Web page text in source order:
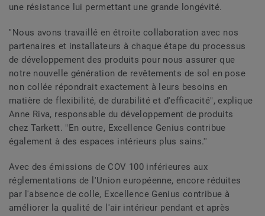
une résistance lui permettant une grande longévité.
''Nous avons travaillé en étroite collaboration avec nos
partenaires et installateurs à chaque étape du processus
de développement des produits pour nous assurer que
notre nouvelle génération de revêtements de sol en pose
non collée répondrait exactement à leurs besoins en
matière de flexibilité, de durabilité et d'efficacité", explique
Anne Riva, responsable du développement de produits
chez Tarkett. "En outre, Excellence Genius contribue
également à des espaces intérieurs plus sains.''
Avec des émissions de COV 100 inférieures aux
réglementations de l'Union européenne, encore réduites
par l'absence de colle, Excellence Genius contribue à
améliorer la qualité de l'air intérieur pendant et après